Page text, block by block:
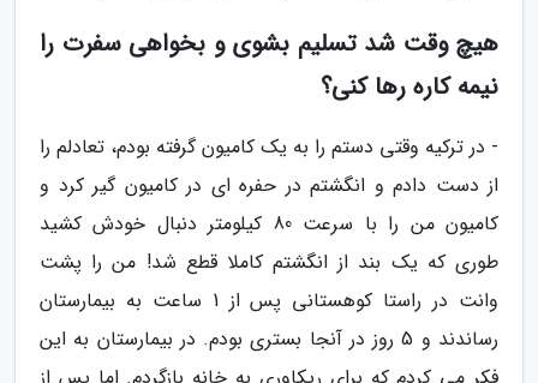
هیچ وقت شد تسلیم بشوی و بخواهی سفرت را
نیمه کاره رها کنی؟
- در ترکیه وقتی دستم را به یک کامیون گرفته بودم، تعادلم را
از دست دادم و انگشتم در حفره ای در کامیون گیر کرد و
کامیون من را با سرعت 80 کیلومتر دنبال خودش کشید
طوری که یک بند از انگشتم کاملا قطع شد! من را پشت
وانت در راستا کوهستانی پس از 1 ساعت به بیمارستان
رساندند و 5 روز در آنجا بستری بودم. در بیمارستان به این